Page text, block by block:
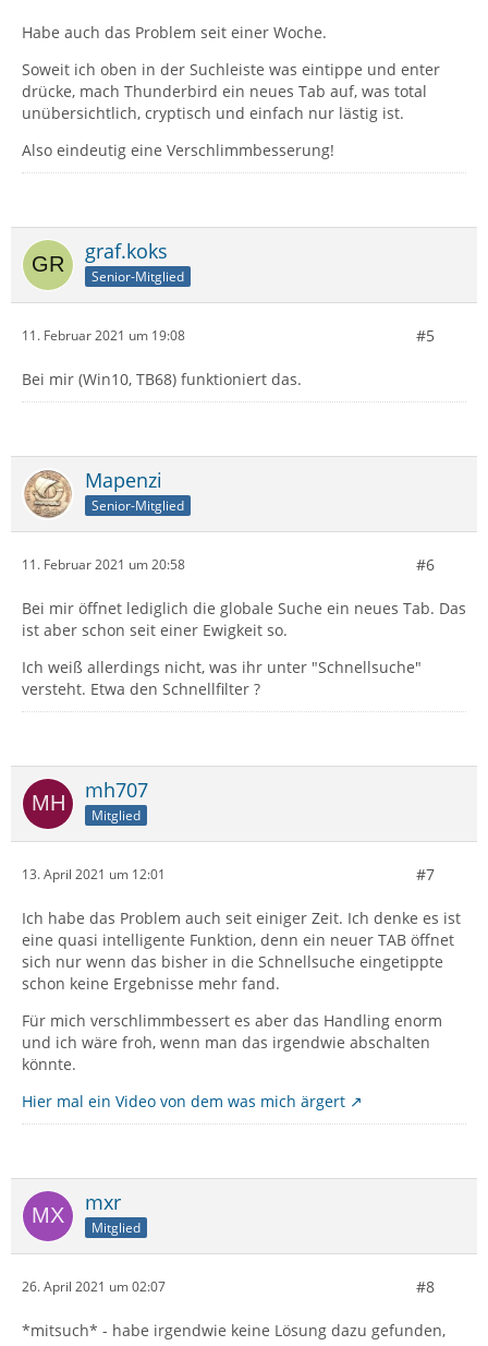
Habe auch das Problem seit einer Woche.
Soweit ich oben in der Suchleiste was eintippe und enter
drücke, mach Thunderbird ein neues Tab auf, was total
unübersichtlich, cryptisch und einfach nur lästig ist.
Also eindeutig eine Verschlimmbesserung!
graf.koks
Senior-Mitglied
11. Februar 2021 um 19:08 #5
Bei mir (Win10, TB68) funktioniert das.
Mapenzi
Senior-Mitglied
11. Februar 2021 um 20:58 #6
Bei mir öffnet lediglich die globale Suche ein neues Tab. Das
ist aber schon seit einer Ewigkeit so.
Ich weiß allerdings nicht, was ihr unter "Schnellsuche"
versteht. Etwa den Schnellfilter ?
mh707
Mitglied
13. April 2021 um 12:01 #7
Ich habe das Problem auch seit einiger Zeit. Ich denke es ist
eine quasi intelligente Funktion, denn ein neuer TAB öffnet
sich nur wenn das bisher in die Schnellsuche eingetippte
schon keine Ergebnisse mehr fand.
Für mich verschlimmbessert es aber das Handling enorm
und ich wäre froh, wenn man das irgendwie abschalten
könnte.
Hier mal ein Video von dem was mich ärgert
mxr
Mitglied
26. April 2021 um 02:07 #8
*mitsuch* - habe irgendwie keine Lösung dazu gefunden,